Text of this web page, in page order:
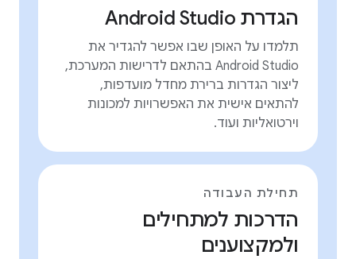
הגדרת Android Studio
תלמדו על האופן שבו אפשר להגדיר את
Android Studio בהתאם לדרישות המערכת,
ליצור הגדרות ברירת מחדל מועדפות,
להתאים אישית את האפשרויות למכונות
וירטואליות ועוד.
תחילת העבודה
הדרכות למתחילים
ולמקצוענים